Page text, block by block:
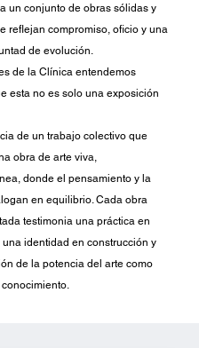
un conjunto de obras sólidas y
reflejan compromiso, oficio y una
de evolución.
de la Clínica entendemos
esta no es solo una exposición
de un trabajo colectivo que
obra de arte viva,
donde el pensamiento y la
en equilibrio. Cada obra
testimonia una práctica en
identidad en construcción y
de la potencia del arte como